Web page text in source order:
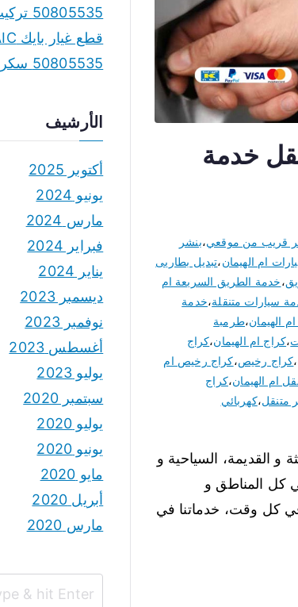
متنقل خدمة
قريب من موقعي،بنشر
ام الهيمان،تبديل بطاريى
،خدمة الطريق السريعة ام
سيارات متنقلة،خدمة
الهيمان،طرمبة
،كراج ام الهيمان،كراج
،كراج رخيص،كراج رخيص ام
ام الهيمان،كراج
متنقل،كهربائي
و القديمة، السياحية و
كل المناطق و
يمكنكم الإتصال بنا في كل وقت، خدماتنا في
50805535 تركيب وصيانة
50805535 سكراب بايك فوري
الأرشيف
أكتوبر 2025
يونيو 2024
مارس 2024
فبراير 2024
يناير 2024
ديسمبر 2023
نوفمبر 2023
أغسطس 2023
يوليو 2023
سبتمبر 2020
يوليو 2020
يونيو 2020
مايو 2020
أبريل 2020
مارس 2020